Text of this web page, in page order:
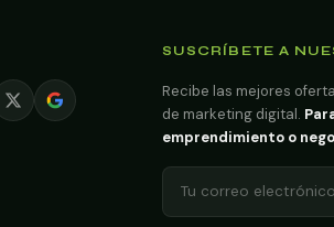
SUSCRÍBETE A
Recibe las mejores
de marketing digital.
emprendimiento o